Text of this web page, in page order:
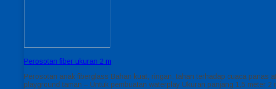
Perosotan fiber ukuran 2 m
Perosotan anak fiberglass Bahan kuat, ringan, tahan terhadap cuaca panas
playground taman – Untuk pembuatan waterplay Ukuran panjang 1,5 meter